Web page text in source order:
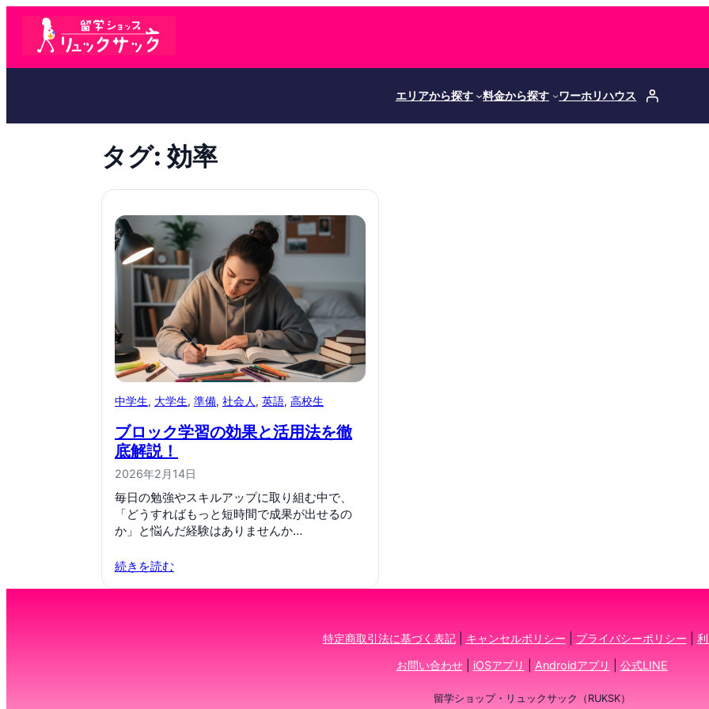
エリアから探す 料金から探す ワーホリハウス
タグ: 効率
中学生, 大学生, 準備, 社会人, 英語, 高校生
ブロック学習の効果と活用法を徹
底解説！
2026年2月14日
毎日の勉強やスキルアップに取り組む中で、
「どうすればもっと短時間で成果が出せるの
か」と悩んだ経験はありませんか…
続きを読む
特定商取引法に基づく表記| キャンセルポリシー プライバシーポリシー
お問い合わせ| iOSアプリ Androidアプリ 公式LINE
留学ショップ・リュックサック（RUKSK）